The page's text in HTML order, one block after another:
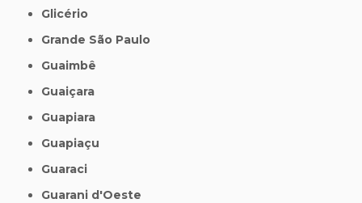
Glicério
Grande São Paulo
Guaimbê
Guaiçara
Guapiara
Guapiaçu
Guaraci
Guarani d'Oeste